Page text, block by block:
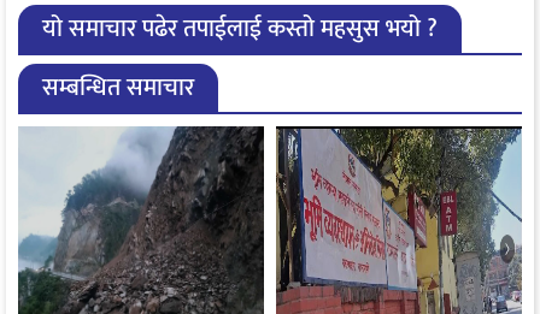
यो समाचार पढेर तपाईलाई कस्तो महसुस भयो ?
सम्बन्धित समाचार